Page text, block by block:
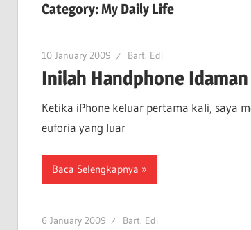
Category:My Daily Life
10 January 2009 Bart. Edi
Inilah Handphone Idaman
Ketika iPhone keluar pertama kali, saya
euforia yang luar
Baca Selengkapnya
6 January 2009 Bart. Edi